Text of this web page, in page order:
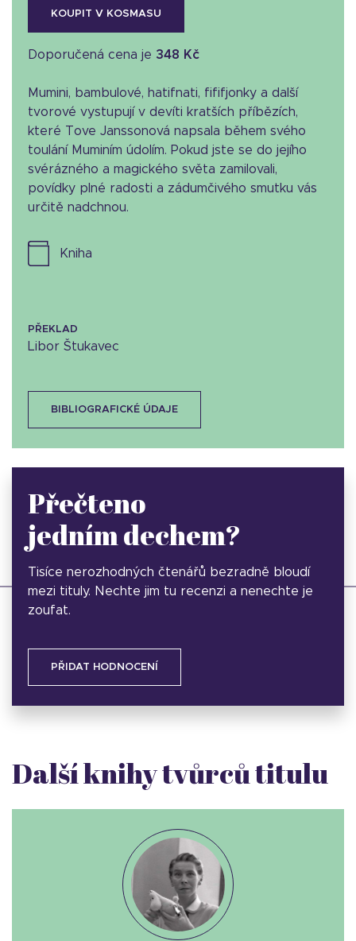
KOUPIT V KOSMASU
Doporučená cena je 348 Kč
Mumini, bambulové, hatifnati, fififjonky a další
tvorové vystupují v devíti kratších příbězích,
které Tove Janssonová napsala během svého
toulání Muminím údolím. Pokud jste se do jejího
svérázného a magického světa zamilovali,
povídky plné radosti a zádumčivého smutku vás
určitě nadchnou.
kniha
PŘEKLAD
Libor Štukavec
BIBLIOGRAFICKÉ ÚDAJE
Přečteno
jedním dechem?
Tisíce nerozhodných čtenářů bezradně bloudí
mezi tituly. Nechte jim tu recenzi a nenechte je
zoufat.
PŘIDAT HODNOCENÍ
Další knihy tvůrců titulu